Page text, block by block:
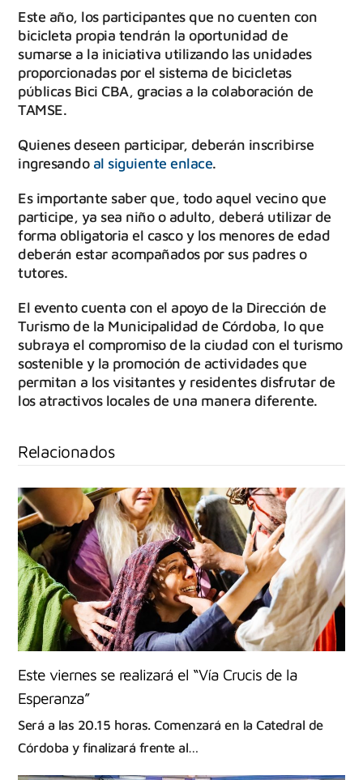
Este año, los participantes que no cuenten con
bicicleta propia tendrán la oportunidad de
sumarse a la iniciativa utilizando las unidades
proporcionadas por el sistema de bicicletas
públicas Bici CBA, gracias a la colaboración de
TAMSE.
Quienes deseen participar, deberán inscribirse
ingresando al siguiente enlace.
Es importante saber que, todo aquel vecino que
participe, ya sea niño o adulto, deberá utilizar de
forma obligatoria el casco y los menores de edad
deberán estar acompañados por sus padres o
tutores.
El evento cuenta con el apoyo de la Dirección de
Turismo de la Municipalidad de Córdoba, lo que
subraya el compromiso de la ciudad con el turismo
sostenible y la promoción de actividades que
permitan a los visitantes y residentes disfrutar de
los atractivos locales de una manera diferente.
Relacionados
Este viernes se realizará el “Vía Crucis de la
Esperanza”
Será a las 20.15 horas. Comenzará en la Catedral de
Córdoba y finalizará frente al…